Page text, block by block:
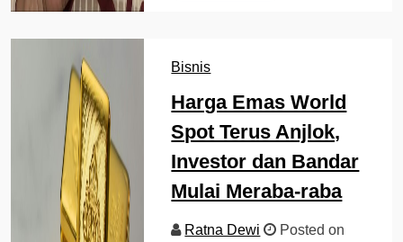
Bisnis
Harga Emas World
Spot Terus Anjlok,
Investor dan Bandar
Mulai Meraba-raba
Ratna Dewi
Posted on